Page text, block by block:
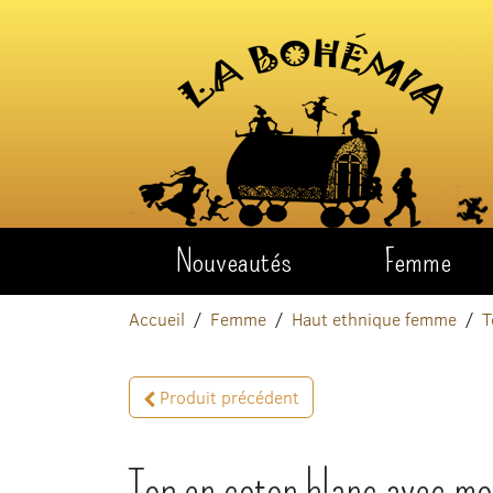
Nouveautés Femme
Accueil Femme Haut ethnique femme
Produit précédent